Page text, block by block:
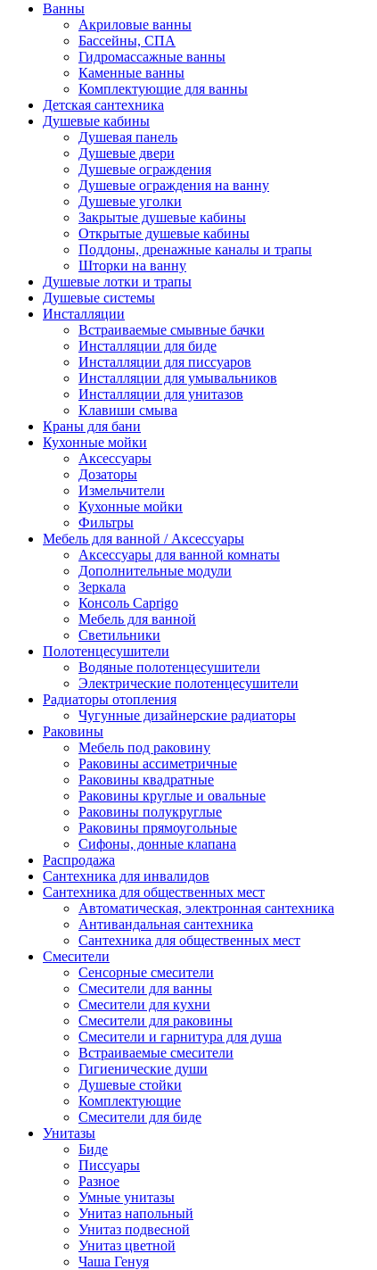
Ванны
Акриловые ванны
Бассейны, СПА
Гидромассажные ванны
Каменные ванны
Комплектующие для ванны
Детская сантехника
Душевые кабины
Душевая панель
Душевые двери
Душевые ограждения
Душевые ограждения на ванну
Душевые уголки
Закрытые душевые кабины
Открытые душевые кабины
Поддоны, дренажные каналы и трапы
Шторки на ванну
Душевые лотки и трапы
Душевые системы
Инсталляции
Встраиваемые смывные бачки
Инсталляции для биде
Инсталляции для писсуаров
Инсталляции для умывальников
Инсталляции для унитазов
Клавиши смыва
Краны для бани
Кухонные мойки
Аксессуары
Дозаторы
Измельчители
Кухонные мойки
Фильтры
Мебель для ванной / Аксессуары
Аксессуары для ванной комнаты
Дополнительные модули
Зеркала
Консоль Caprigo
Мебель для ванной
Светильники
Полотенцесушители
Водяные полотенцесушители
Электрические полотенцесушители
Радиаторы отопления
Чугунные дизайнерские радиаторы
Раковины
Мебель под раковину
Раковины ассиметричные
Раковины квадратные
Раковины круглые и овальные
Раковины полукруглые
Раковины прямоугольные
Сифоны, донные клапана
Распродажа
Сантехника для инвалидов
Сантехника для общественных мест
Автоматическая, электронная сантехника
Антивандальная сантехника
Сантехника для общественных мест
Смесители
Сенсорные смесители
Смесители для ванны
Смесители для кухни
Смесители для раковины
Смесители и гарнитура для душа
Встраиваемые смесители
Гигиенические души
Душевые стойки
Комплектующие
Смесители для биде
Унитазы
Биде
Писсуары
Разное
Умные унитазы
Унитаз напольный
Унитаз подвесной
Унитаз цветной
Чаша Генуя